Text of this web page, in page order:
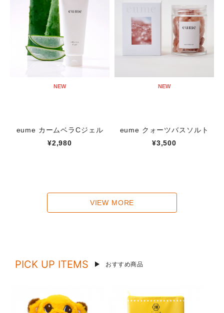
NEW
eume カームベラCジェル
¥2,980
NEW
eume クォーツバスソルト
¥3,500
VIEW MORE
PICK UP ITEMS おすすめ商品